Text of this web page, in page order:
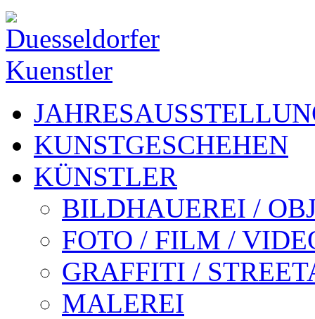
KUNSTGESCHEHEN
KÜNSTLER
BILDHAUEREI /
FOTO / FILM /
GRAFFITI /
MALEREI